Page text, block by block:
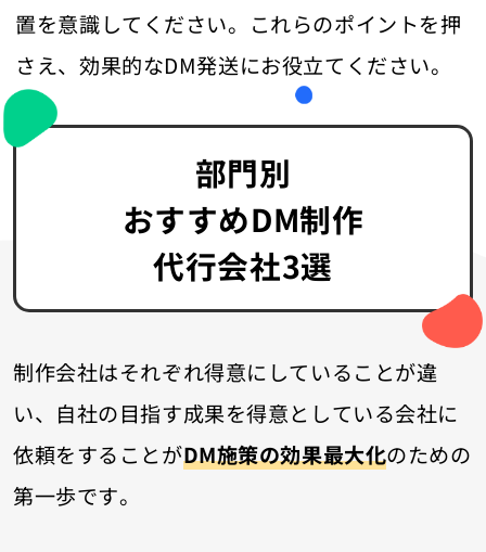
置を意識してください。これらのポイントを押
さえ、効果的なDM発送にお役立てください。
部門別
おすすめDM制作
代行会社3選
制作会社はそれぞれ得意にしていることが違
い、 自社の目指す成果を得意としている会社に
依頼をすることがDM施策の効果最大化のための
第一歩です。